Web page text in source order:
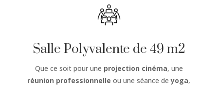
Salle Polyvalente de 49 m2
Que ce soit pour une projection cinéma, une
réunion professionnelle ou une séance deyoga,